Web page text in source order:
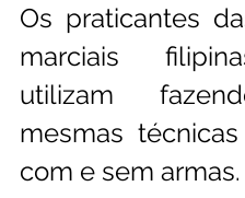
Os praticantes
marciais
utilizam
mesmas
com e sem armas.